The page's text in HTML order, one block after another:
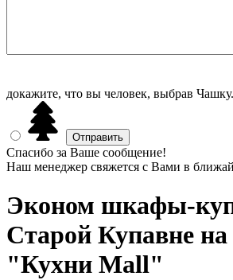
докажите, что вы человек, выбрав Чашку.
Спасибо за Ваше сообщение!
Наш менеджер свяжется с Вами в
Эконом шкафы-
Старой Купавне на
"Кухни Mall"